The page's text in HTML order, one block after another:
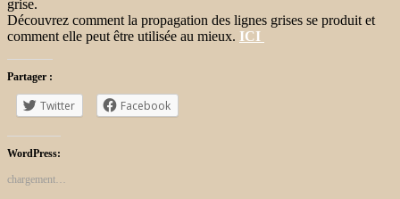
grise.
Découvrez comment la propagation des lignes grises se produit et
comment elle peut être utilisée au mieux. ICI
Partager :
Twitter Facebook
WordPress:
chargement…